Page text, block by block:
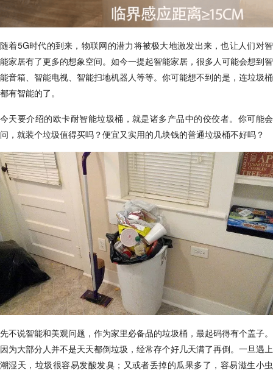
随着5G时代的到来，物联网的潜力将被极大地激发出来，也让人们对智
能家居有了更多的想象空间。如今一提起智能家居，很多人可能会想到智
能音箱、智能电视、智能扫地机器人等等。你可能想不到的是，连垃圾桶
都有智能的了。
今天要介绍的欧卡耐智能垃圾桶，就是诸多产品中的佼佼者。你可能会
问，就装个垃圾值得买吗？便宜又实用的几块钱的普通垃圾桶不好吗？
先不说智能和美观问题，作为家里必备品的垃圾桶，最起码得有个盖子。
因为大部分人并不是天天都倒垃圾，经常存个好几天满了再倒。一旦遇上
潮湿天，垃圾很容易发酸发臭；又或者丢掉的瓜果多了，容易滋生小虫